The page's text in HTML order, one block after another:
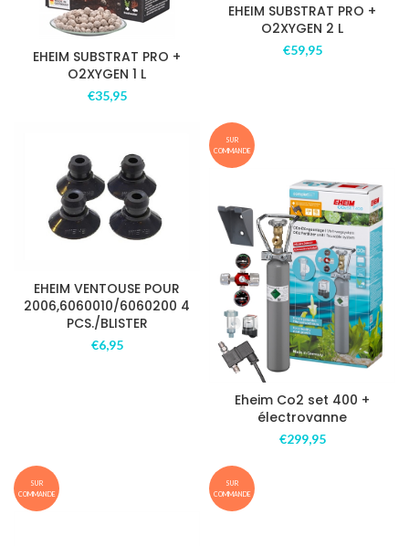
EHEIM SUBSTRAT PRO +
O2XYGEN 1 L
€35,95
EHEIM SUBSTRAT PRO +
O2XYGEN 2 L
€59,95
EHEIM VENTOUSE POUR
2006,6060010/6060200 4
PCS./BLISTER
€6,95
SUR
COMMANDE
Eheim Co2 set 400 +
électrovanne
€299,95
SUR
COMMANDE
SUR
COMMANDE